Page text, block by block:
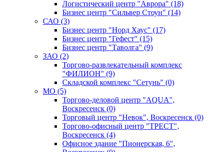
Логистический центр "Аврора" (18)
Бизнес центр "Сильвер Стоун" (14)
САО (3)
Бизнес центр "Норд Хаус" (17)
Бизнес центр "Гефест" (15)
Бизнес центр "Таволга" (9)
ЗАО (2)
Торгово-развлекательный комплекс
"ФИЛИОН" (9)
Складской комплекс "Сетунь" (0)
MO (5)
Торгово-деловой центр "AQUA",
Воскресенск (0)
Торговый центр "Невок", Воскресенск (0)
Торгово-офисный центр "ТРЕСТ",
Воскресенск (4)
Офисное здание "Пионерская, 6",